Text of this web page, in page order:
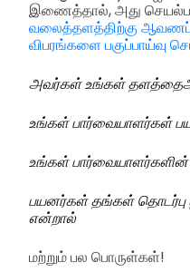
இணைத்தால், அது
வலைத்தளத்திற்கு
விபரங்களை பகுப்பாய்வு
அவர்கள் உங்கள்
உங்கள் பார்வையாளர்கள்
உங்கள்
பயனர்கள் தங்கள் தொடர்பு
என்றால்
மற்றும் பல பொருள்கள்!